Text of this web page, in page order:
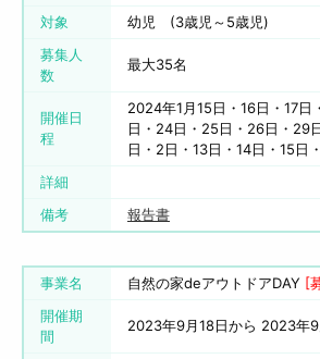
対象
幼児 (3歳児～5歳児)
募集人
数
最大35名
開催日
程
2024年1月15日・16日・17
日・24日・25日・26日・29
日・2日・13日・14日・15日
詳細
備考
報告書
事業名 自然の家deアウトドアDAY [
開催期
間
2023年9月18日から 2023年